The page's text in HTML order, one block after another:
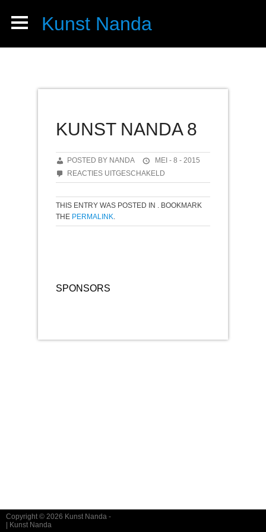
Kunst Nanda
KUNST NANDA 8
POSTED BY NANDA
MEI - 8 - 2015
REACTIES UITGESCHAKELD
KUNST
NANDA
8
THIS ENTRY WAS POSTED IN . BOOKMARK
THE PERMALINK
SPONSORS
Copyright © 2026 Kunst Nanda -
Kunst Nanda